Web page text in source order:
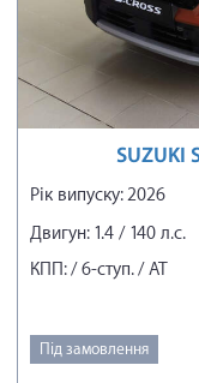
SUZUKI
Рік випуску: 2026
Двигун: 1.4 / 140 л.с.
КПП: / 6-ступ. / АТ
Під замовлення